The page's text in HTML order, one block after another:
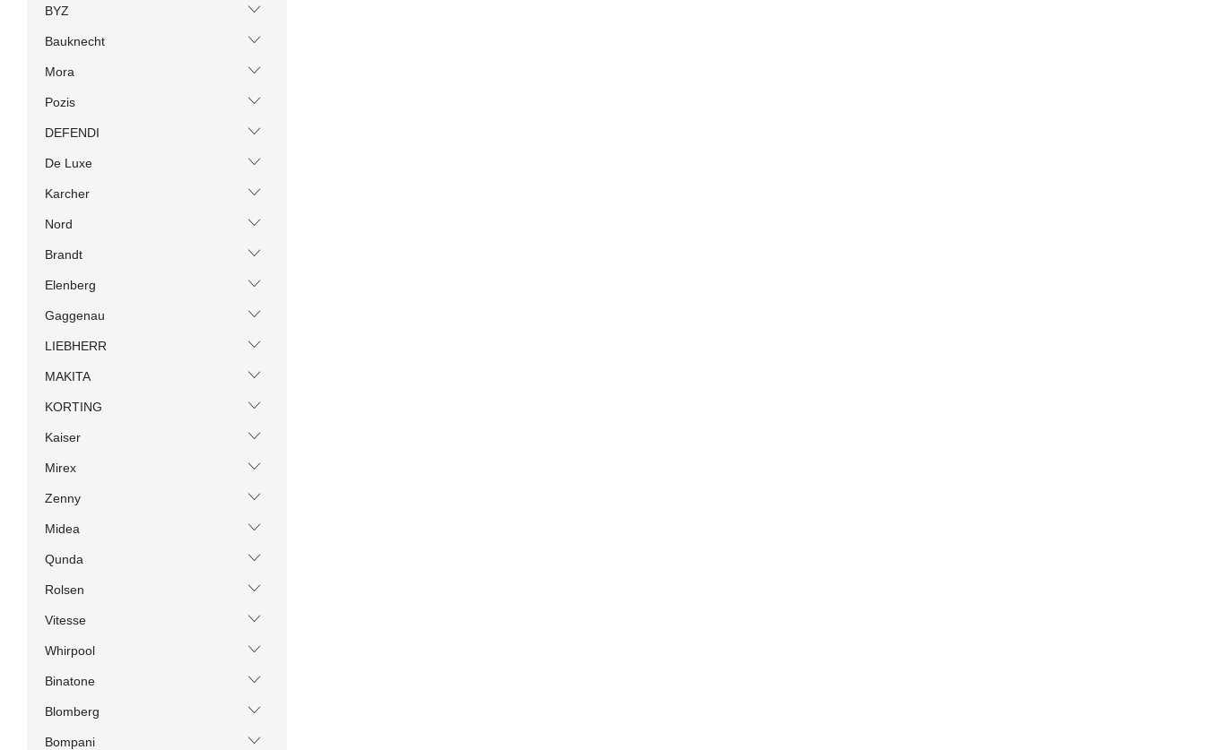
BYZ
Bauknecht
Mora
Pozis
DEFENDI
De Luxe
Karcher
Nord
Brandt
Elenberg
Gaggenau
LIEBHERR
MAKITA
KORTING
Kaiser
Mirex
Zenny
Midea
Qunda
Rolsen
Vitesse
Whirpool
Binatone
Blomberg
Bompani